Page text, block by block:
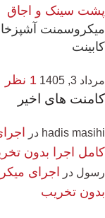
میکروسمنت
کابینت
مرداد 3, 1405 1 نظر
کامنت های اخیر
hadis masihi در
کامل اجرا بدون
رسول در اجرای
بدون تخریب